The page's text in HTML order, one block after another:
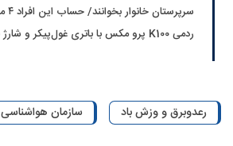
سرپرستان خانوار بخوانند/ حساب این افراد ۴ میلیون تومان شارژ شد
ردمی K100 پرو مکس با باتری غول‌پیکر و شارژ بی‌سیم روانه بازار می‌شود
رعدوبرق و وزش باد سازمان هواشناسی